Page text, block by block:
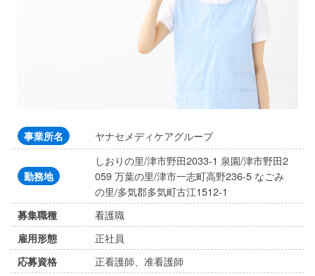
事業所名 ヤナセメディケアグループ
勤務地
しおりの里/津市野田2033-1 泉園/津市野田2
059 万葉の里/津市一志町高野236-5 なごみ
の里/多気郡多気町古江1512-1
募集職種 看護職
雇用形態 正社員
応募資格 正看護師、准看護師